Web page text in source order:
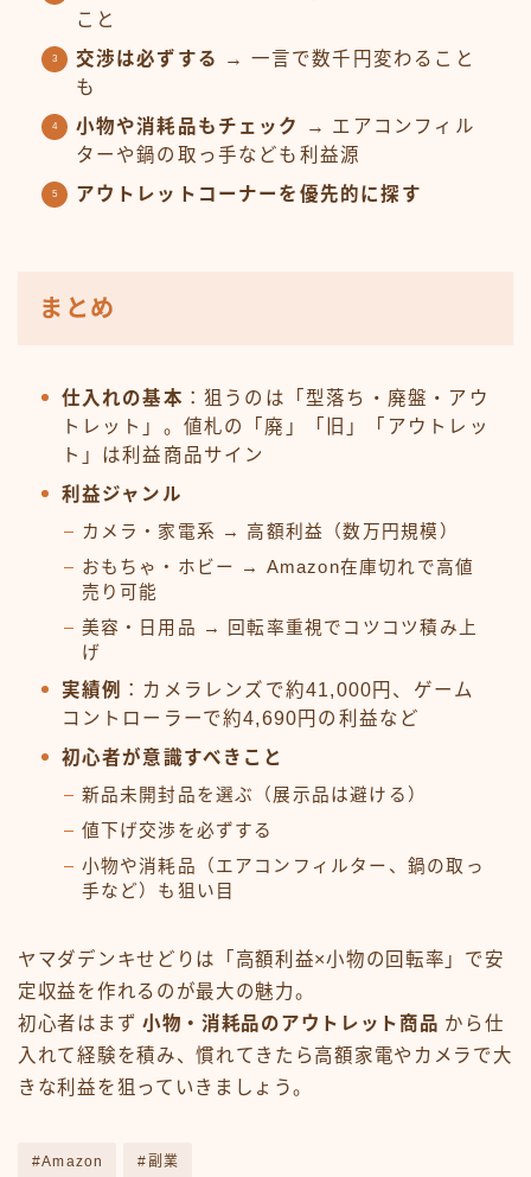
こと
交渉は必ずする
→ 一言で数千円変わること
も
小物や消耗品もチェック
→ エアコンフィル
ターや鍋の取っ手なども利益源
アウトレットコーナーを優先的に探す
まとめ
仕入れの基本 ：狙うのは「型落ち・廃盤・アウ
トレット」。値札の「廃」「旧」「アウトレッ
ト」は利益商品サイン
利益ジャンル
カメラ・家電系 → 高額利益（数万円規模）
おもちゃ・ホビー → Amazon在庫切れで高値
売り可能
美容・日用品 → 回転率重視でコツコツ積み上
げ
実績例
：カメラレンズで約41,000円、ゲーム
コントローラーで約4,690円の利益など
初心者が意識すべきこと
新品未開封品を選ぶ（展示品は避ける）
値下げ交渉を必ずする
小物や消耗品（エアコンフィルター、鍋の取っ
手など）も狙い目
ヤマダデンキせどりは「高額利益×小物の回転率」で安
定収益を作れるのが最大の魅力。
初心者はまず 小物・消耗品のアウトレット商品 から仕
入れて経験を積み、慣れてきたら高額家電やカメラで大
きな利益を狙っていきましょう。
#Amazon #副業